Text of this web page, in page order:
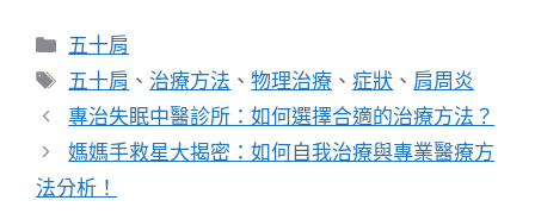
分
類
五十肩
標
籤
五十肩 、 治療方法 、物理治療 、症狀 、 肩周炎
專治失眠中醫診所：如何選擇合適的治療方法？
媽媽手救星大揭密：如何自我治療與專業醫療方
法分析！